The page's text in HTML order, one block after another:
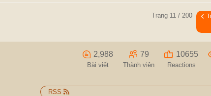
Trang 11 / 200
2,988
Bài viết
79
Thành viên
10655
Reactions
RSS